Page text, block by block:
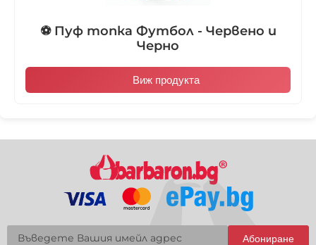
⚽ Пуф топка Футбол - Червено и
Черно
Виж продукта
Абониране